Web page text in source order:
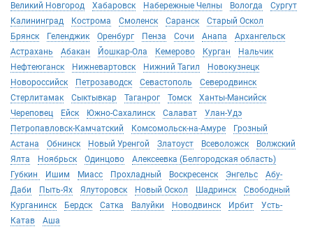
Великий Новгород
Хабаровск Набережные Челны Вологда
Сургут
Калининград
Кострома Смоленск Саранск
Старый Оскол
Брянск
Геленджик Оренбург Пенза Сочи Анапа
Архангельск
Астрахань
Абакан Йошкар-Ола Кемерово Курган
Нальчик
Нефтеюганск
Нижневартовск Нижний Тагил
Новокузнецк
Новороссийск
Петрозаводск Севастополь
Северодвинск
Стерлитамак
Сыктывкар Таганрог Томск
Ханты-Мансийск
Череповец
Ейск Южно-Сахалинск Салават
Улан-Удэ
Петропавловск-Камчатский
Комсомольск-на-Амуре
Грозный
Астана
Обнинск Новый Уренгой Златоуст Всеволожск
Волжский
Ялта
Ноябрьск Одинцово
Алексеевка (Белгородская область)
Губкин
Ишим Миасс Прохладный Воскресенск Энгельс
Абу-
Даби
Пыть-Ях Ялуторовск Новый Оскол Шадринск
Свободный
Курганинск
Бердск Сатка Валуйки Новодвинск Ирбит
Усть-
Катав
Аша